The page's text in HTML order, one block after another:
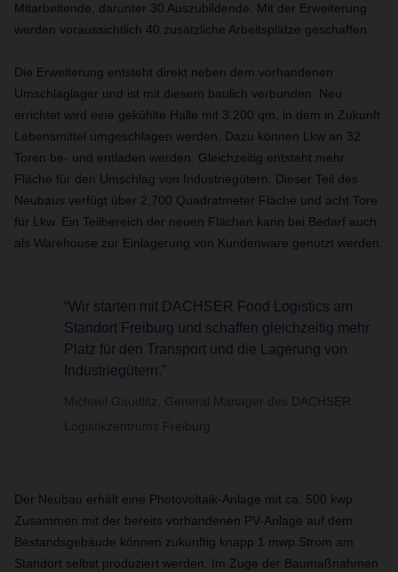
Mitarbeitende, darunter 30 Auszubildende. Mit der Erweiterung
werden voraussichtlich 40 zusätzliche Arbeitsplätze geschaffen.
Die Erweiterung entsteht direkt neben dem vorhandenen
Umschlaglager und ist mit diesem baulich verbunden. Neu
errichtet wird eine gekühlte Halle mit 3.200 qm, in dem in Zukunft
Lebensmittel umgeschlagen werden. Dazu können Lkw an 32
Toren be- und entladen werden. Gleichzeitig entsteht mehr
Fläche für den Umschlag von Industriegütern. Dieser Teil des
Neubaus verfügt über 2.700 Quadratmeter Fläche und acht Tore
für Lkw. Ein Teilbereich der neuen Flächen kann bei Bedarf auch
als Warehouse zur Einlagerung von Kundenware genutzt werden.
“Wir starten mit DACHSER Food Logistics am
Standort Freiburg und schaffen gleichzeitig mehr
Platz für den Transport und die Lagerung von
Industriegütern.”
Michael Gaudlitz, General Manager des DACHSER
Logistikzentrums Freiburg
Der Neubau erhält eine Photovoltaik-Anlage mit ca. 500 kwp.
Zusammen mit der bereits vorhandenen PV-Anlage auf dem
Bestandsgebäude können zukünftig knapp 1 mwp Strom am
Standort selbst produziert werden. Im Zuge der Baumaßnahmen